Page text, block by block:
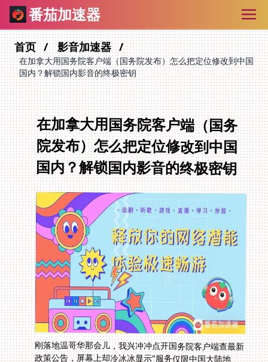
番茄加速器
首页 影音加速器
在加拿大用国务院客户端（国务院发布）怎么把定位修改到中国
国内？解锁国内影音的终极密钥
在加拿大用国务院客户端（国务
院发布）怎么把定位修改到中国
国内？解锁国内影音的终极密钥
刚落地温哥华那会儿，我兴冲冲点开国务院客户端查最新
政策公告，屏幕上却冷冰冰显示"服务仅限中国大陆地
区"——这场景熟悉吗？很多海外用户都遇到过类似困
境，无论是用国务院发布查看政务信息、还是追《庆余
年》最新剧集，地域限制就像无形的墙。尤其在加拿大用
国务院客户端时想把定位切换到国内，却发现客户端始终
读取当地IP定位，根本绕不开检测机制。这种挫败感在新
西兰访问国美在线买家电时同样出现，页面总跳出"该地
区暂不支持服务"。好在有个解决方案能穿透这层屏障：
通过专业回国加速器修改网络定位，让海外设备获得中国
IP地址，真实还原国内访问权限。下面就来拆解具体方